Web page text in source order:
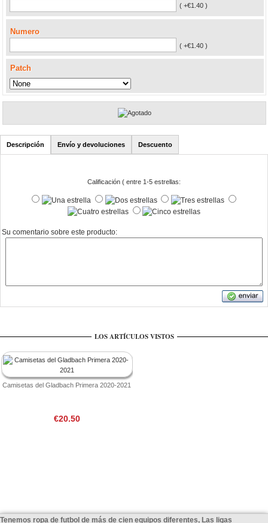
( +€1.40 )
Numero
( +€1.40 )
Patch
Descripción Envío y devoluciones Descuento
Calificación ( entre 1-5 estrellas:
Su comentario sobre este producto:
LOS ARTÍCULOS VISTOS
Camisetas del Gladbach Primera 2020-2021
€20.50
Tenemos ropa de futbol de más de cien equipos diferentes, Las ligas